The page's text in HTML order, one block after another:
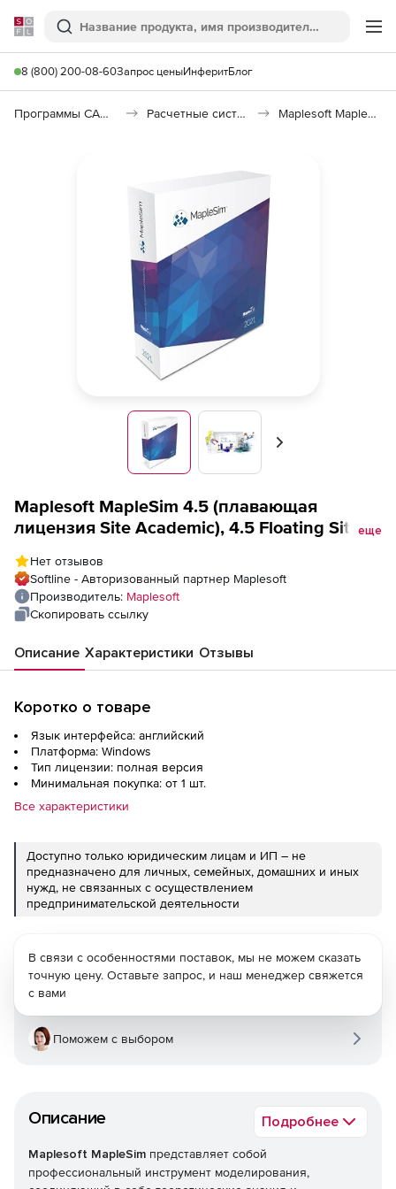
Softline
Поиск
8 (800) 200-08-60Запрос ценыИнферитБлог
Программы САПР и ГИС Расчетные системы и Научное программное обеспечение Maplesoft MapleSim
Вперед
Maplesoft MapleSim 4.5 (плавающая
лицензия Site Academic), 4.5 Floating Siteеще
Нет отзывов
Softline - Авторизованный партнер Maplesoft
Производитель: Maplesoft
Скопировать ссылку
Описание Характеристики Отзывы
Коротко о товаре
Язык интерфейса: английский
Платформа: Windows
Тип лицензии: полная версия
Минимальная покупка: от 1 шт.
Все характеристики
Доступно только юридическим лицам и ИП – не
предназначено для личных, семейных, домашних и иных
нужд, не связанных с осуществлением
предпринимательской деятельности
Описание Подробнее
Maplesoft MapleSim представляет собой
профессиональный инструмент моделирования,
В связи с особенностями поставок, мы не можем сказать
точную цену. Оставьте запрос, и наш менеджер свяжется
с вами
Поможем с выбором